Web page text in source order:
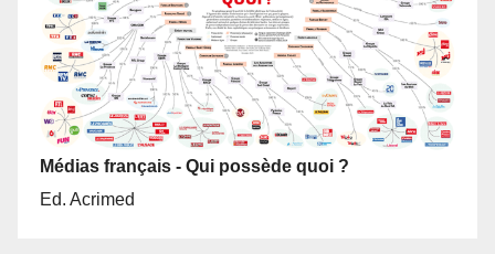
Médias français - Qui possède quoi ?
Ed. Acrimed